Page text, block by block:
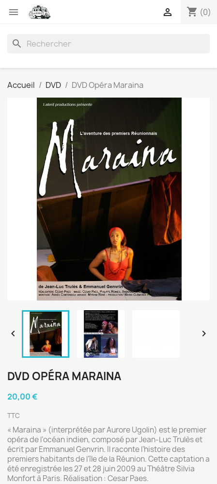
 shopping_cart (0)

search
Accueil DVD DVD Opéra Maraina
 
DVD OPÉRA MARAINA
20,00 €
TTC
« Maraina » (interprétée par Aurore Ugolin) est le premier
opéra de l’océan indien, composé par Jean-Luc Trulès et
écrit par Emmanuel Genvrin. Il raconte l’histoire des
premiers habitants de l’île de la Réunion. Cette captation a
été enregistrée les 27 et 28 juin 2009 au Théâtre Silvia
Monfort à Paris. Réalisation : Cesar Paes.